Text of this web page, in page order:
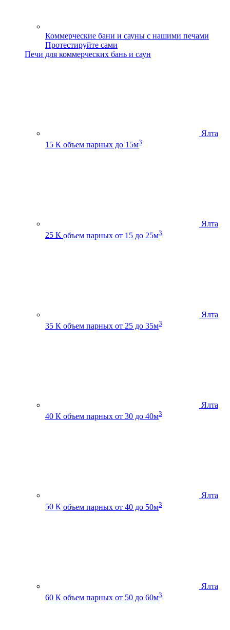
Коммерческие бани и сауны с нашими печами
Протестируйте сами
Печи для коммерческих бань и саун
Ялта
15 К объем парных до 15м3
Ялта
25 К объем парных от 15 до 25м3
Ялта
35 К объем парных от 25 до 35м3
Ялта
40 К объем парных от 30 до 40м3
Ялта
50 К объем парных от 40 до 50м3
Ялта
60 К объем парных от 50 до 60м3